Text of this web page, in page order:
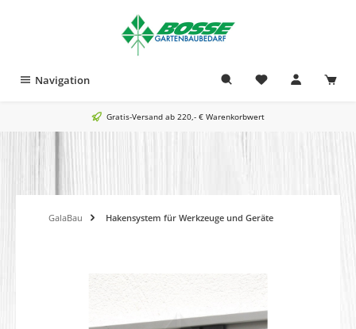
Navigation
Gratis-Versand ab 220,- € Warenkorbwert
GalaBau Hakensystem für Werkzeuge und Geräte
Bildergalerie überspringen